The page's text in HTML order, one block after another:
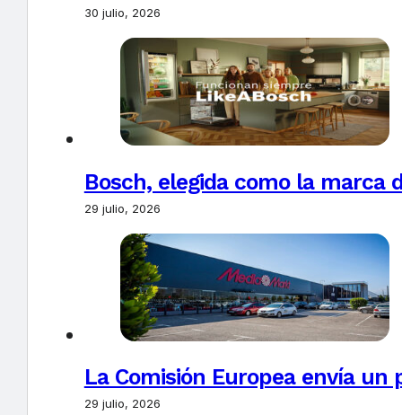
30 julio, 2026
Bosch, elegida como la marca
29 julio, 2026
La Comisión Europea envía un
29 julio, 2026